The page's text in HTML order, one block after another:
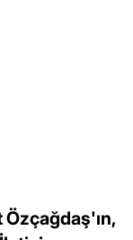
Özçağdaş'ın,